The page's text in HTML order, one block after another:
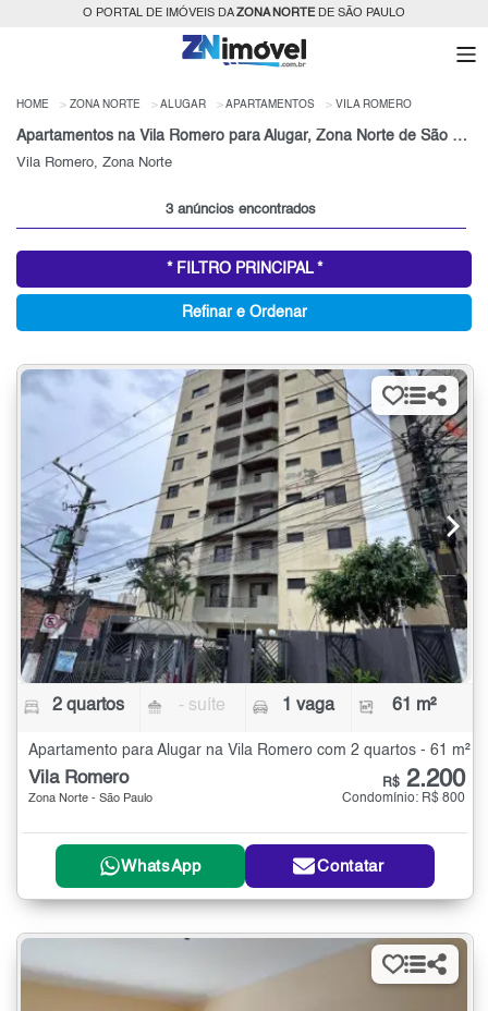
O PORTAL DE IMÓVEIS DAZONA NORTEDE SÃO PAULO
HOME ZONA NORTE ALUGAR APARTAMENTOS VILA ROMERO
Apartamentos na Vila Romero para Alugar, Zona Norte de São Paulo, SP
Vila Romero, Zona Norte
3 anúncios encontrados
* FILTRO PRINCIPAL *
Refinar e Ordenar
2 quartos - suíte 1 vaga 61 m²
Apartamento para Alugar na Vila Romero com 2 quartos - 61 m²
Vila Romero
Zona Norte - São Paulo
R$ 2.200
Condomínio: R$ 800
WhatsApp Contatar